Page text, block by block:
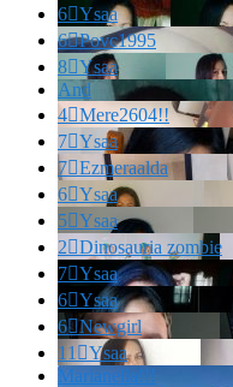
6Ysaa
6Povc1995
8Ysaa
And
4Mere2604!!
7Ysaa
7Ezmeraalda
6Ysaa
5Ysaa
2Dinosauria zombie
7Ysaa
6Ysaa
6Newgirl
11 Ysaa
Marianella!!!